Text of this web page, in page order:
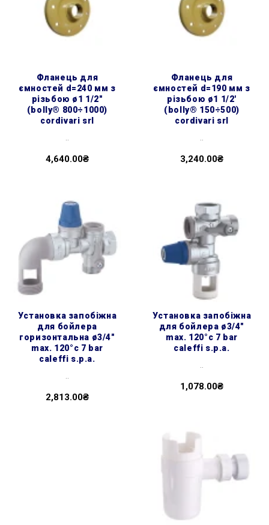
фланець для
ємностей d=240 мм з
різьбою ø1 1/2″
(bolly® 800÷1000)
cordivari srl
4,640.00₴
фланець для
ємностей d=190 мм з
різьбою ø1 1/2'
(bolly® 150÷500)
cordivari srl
3,240.00₴
установка запобіжна
для бойлера
горизонтальна ø3/4″
max. 120°c 7 bar
caleffi s.p.a.
2,813.00₴
установка запобіжна
для бойлера ø3/4″
max. 120°c 7 bar
caleffi s.p.a.
1,078.00₴